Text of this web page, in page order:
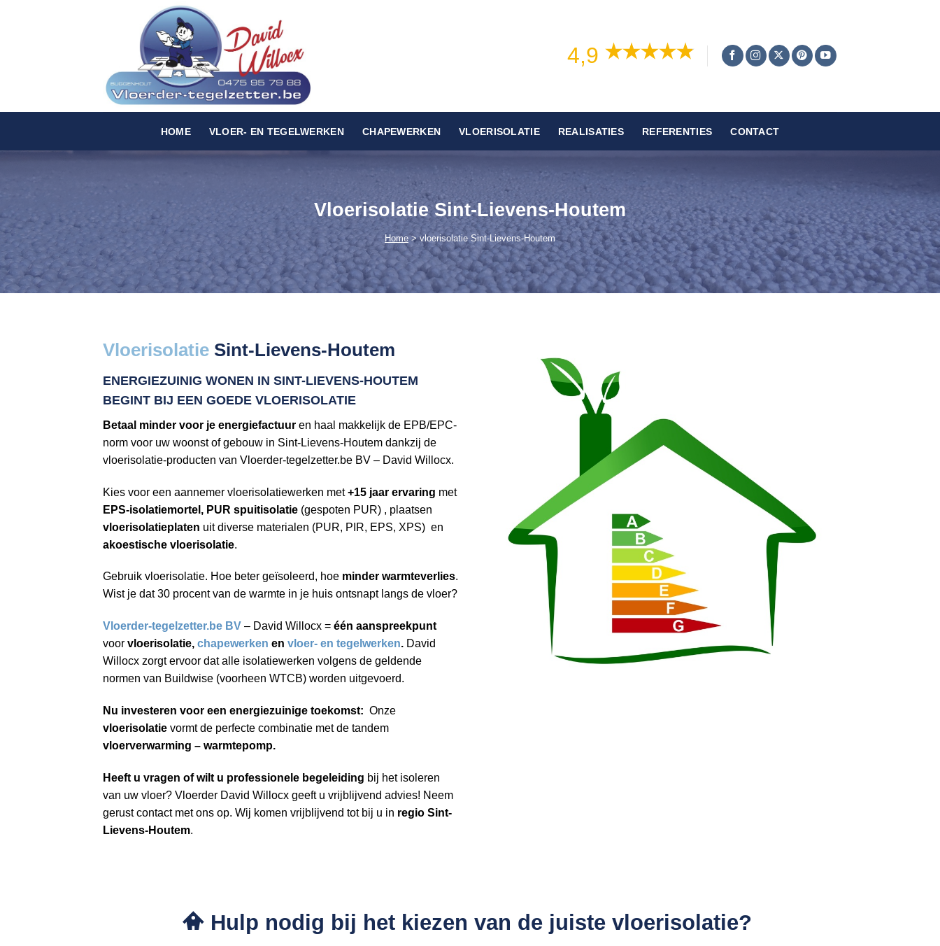
4,9
HOME VLOER- EN TEGELWERKEN CHAPEWERKEN VLOERISOLATIE REALISATIES REFERENTIES CONTACT
Vloerisolatie Sint-Lievens-Houtem
Home> vloerisolatie Sint-Lievens-Houtem
Vloerisolatie Sint-Lievens-Houtem
ENERGIEZUINIG WONEN IN SINT-LIEVENS-HOUTEM
BEGINT BIJ EEN GOEDE VLOERISOLATIE
Betaal minder voor je energiefactuur en haal makkelijk de EPB/EPC-
norm voor uw woonst of gebouw in Sint-Lievens-Houtem dankzij de
vloerisolatie-producten van Vloerder-tegelzetter.be BV – David Willocx.
Kies voor een aannemer vloerisolatiewerken met+15 jaar ervaring met
EPS-isolatiemortel, PUR spuitisolatie (gespoten PUR) , plaatsen
vloerisolatieplaten uit diverse materialen (PUR, PIR, EPS, XPS) en
akoestische vloerisolatie.
Gebruik vloerisolatie. Hoe beter geïsoleerd, hoe minder warmteverlies.
Wist je dat 30 procent van de warmte in je huis ontsnapt langs de vloer?
Vloerder-tegelzetter.be BV – David Willocx = één aanspreekpunt
voor vloerisolatie, chapewerken en vloer- en tegelwerken. David
Willocx zorgt ervoor dat alle isolatiewerken volgens de geldende
normen van Buildwise (voorheen WTCB) worden uitgevoerd.
Nu investeren voor een energiezuinige toekomst: Onze
vloerisolatie vormt de perfecte combinatie met de tandem
vloerverwarming – warmtepomp.
Heeft u vragen of wilt u professionele begeleiding bij het isoleren
van uw vloer? Vloerder David Willocx geeft u vrijblijvend advies! Neem
gerust contact met ons op. Wij komen vrijblijvend tot bij u in regio Sint-
Lievens-Houtem.
Hulp nodig bij het kiezen van de juiste vloerisolatie?